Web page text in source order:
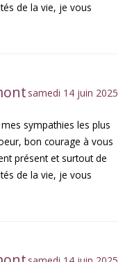
de la vie, je vous
samedi 14 juin 2025
sympathies les plus
bon courage à vous
présent et surtout de
de la vie, je vous